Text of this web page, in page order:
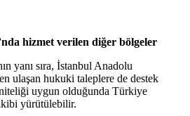
hizmet verilen diğer bölgeler
yanı sıra, İstanbul Anadolu
ulaşan hukuki taleplere de destek
niteliği uygun olduğunda Türkiye
yürütülebilir.